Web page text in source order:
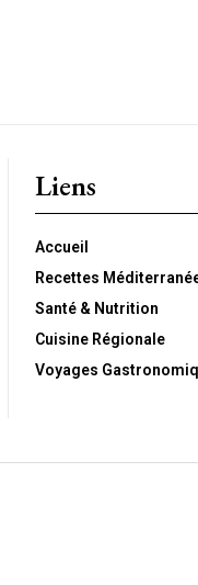
Liens
Accueil
Recettes
Santé & Nutrition
Cuisine Régionale
Voyages